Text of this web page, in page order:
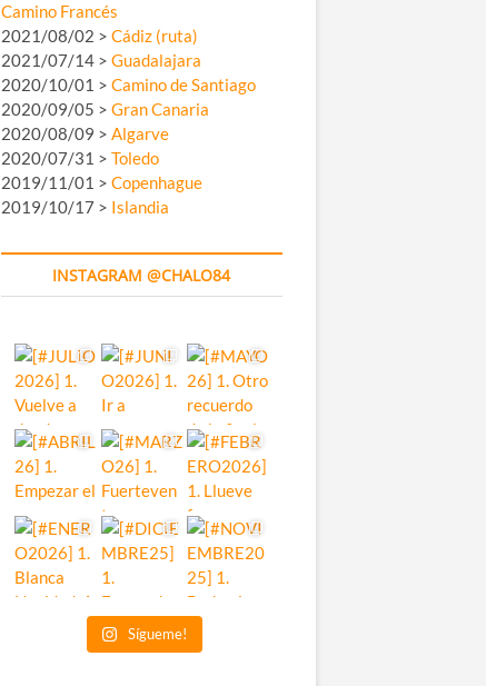
Camino Francés
2021/08/02 > Cádiz (ruta)
2021/07/14 > Guadalajara
2020/10/01 > Camino de Santiago
2020/09/05 > Gran Canaria
2020/08/09 > Algarve
2020/07/31 > Toledo
2019/11/01 > Copenhague
2019/10/17 > Islandia
INSTAGRAM @CHALO84
Sígueme!